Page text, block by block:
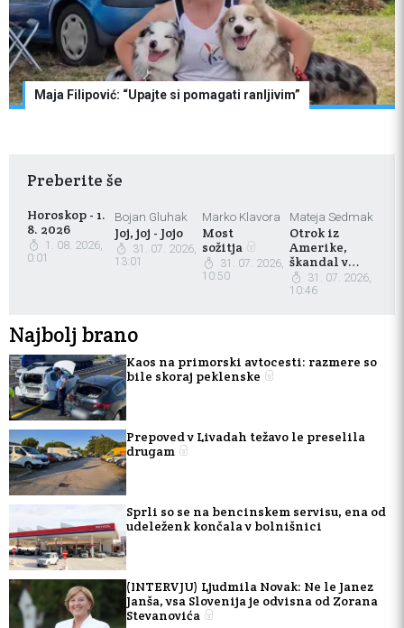
Maja Filipović: “Upajte si pomagati ranljivim”
Preberite še
Horoskop - 1.
8. 2026
1. 08. 2026,
0:01
Bojan Gluhak
Joj, joj - Jojo
31. 07. 2026,
13:01
Marko Klavora
Most
sožitja
31. 07. 2026,
10:50
Mateja Sedmak
Otrok iz
Amerike,
škandal v
Evropi
31. 07. 2026,
10:46
Najbolj brano
Kaos na primorski avtocesti: razmere so
bile skoraj peklenske
Prepoved v Livadah težavo le preselila
drugam
Sprli so se na bencinskem servisu, ena od
udeleženk končala v bolnišnici
(INTERVJU) Ljudmila Novak: Ne le Janez
Janša, vsa Slovenija je odvisna od Zorana
Stevanovića